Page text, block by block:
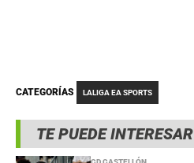
TE PUEDE INTERESAR
CATEGORÍAS LALIGA EA SPORTS